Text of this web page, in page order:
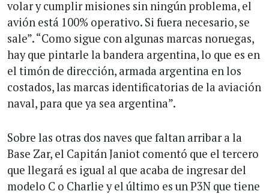
volar y cumplir misiones sin ningún problema, el
avión está 100% operativo. Si fuera necesario, se
sale”. “Como sigue con algunas marcas noruegas,
hay que pintarle la bandera argentina, lo que es en
el timón de dirección, armada argentina en los
costados, las marcas identificatorias de la aviación
naval, para que ya sea argentina”.
Sobre las otras dos naves que faltan arribar a la
Base Zar, el Capitán Janiot comentó que el tercero
que llegará es igual al que acaba de ingresar del
modelo C o Charlie y el último es un P3N que tiene